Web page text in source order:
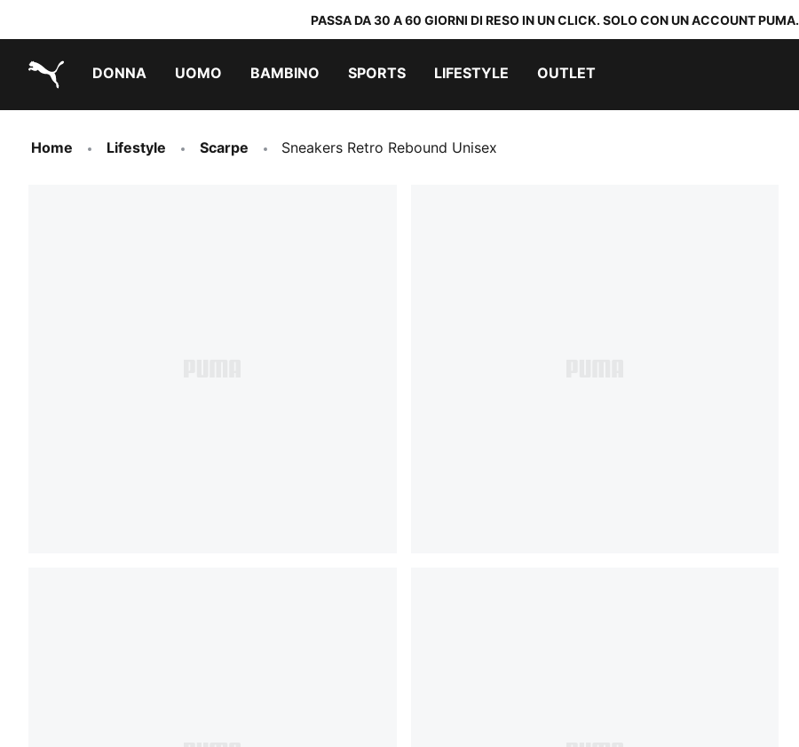
PASSA DA 30 A 60 GIORNI DI RESO IN UN CLICK. SOLO CON UN ACCOUNT PUMA.
DONNA UOMO BAMBINO SPORTS LIFESTYLE OUTLET
Home Lifestyle Scarpe Sneakers Retro Rebound Unisex